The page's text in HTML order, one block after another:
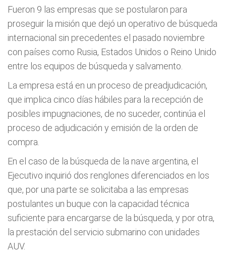
Fueron 9 las empresas que se postularon para
proseguir la misión que dejó un operativo de búsqueda
internacional sin precedentes el pasado noviembre
con países como Rusia, Estados Unidos o Reino Unido
entre los equipos de búsqueda y salvamento.
La empresa está en un proceso de preadjudicación,
que implica cinco días hábiles para la recepción de
posibles impugnaciones, de no suceder, continúa el
proceso de adjudicación y emisión de la orden de
compra.
En el caso de la búsqueda de la nave argentina, el
Ejecutivo inquirió dos renglones diferenciados en los
que, por una parte se solicitaba a las empresas
postulantes un buque con la capacidad técnica
suficiente para encargarse de la búsqueda, y por otra,
la prestación del servicio submarino con unidades
AUV.